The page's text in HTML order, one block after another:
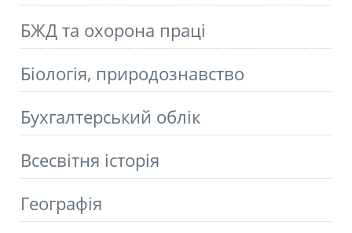
БЖД та охорона праці
Біологія, природознавство
Бухгалтерський облік
Всесвітня історія
Географія